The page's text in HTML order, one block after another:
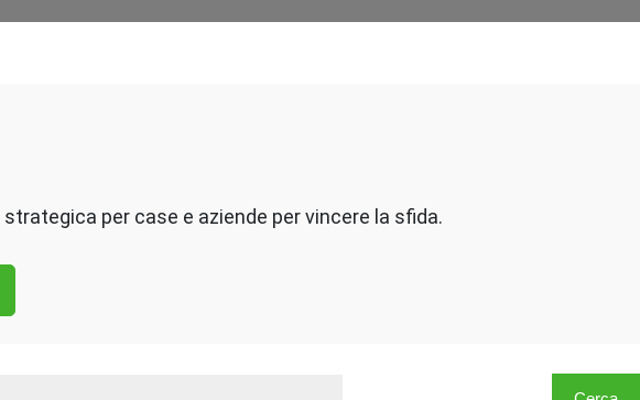
per case e aziende per vincere la sfida.